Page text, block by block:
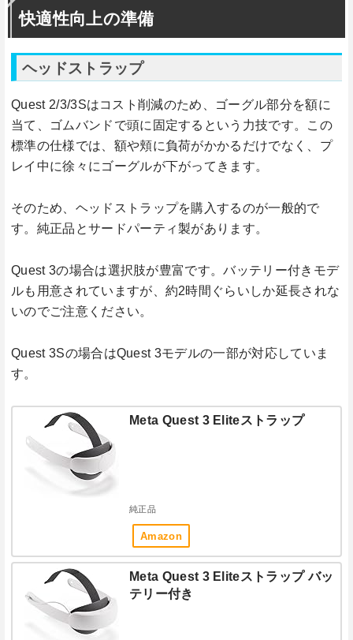
快適性向上の準備
ヘッドストラップ
Quest 2/3/3Sはコスト削減のため、ゴーグル部分を額に
当て、ゴムバンドで頭に固定するという力技です。この
標準の仕様では、額や頬に負荷がかかるだけでなく、プ
レイ中に徐々にゴーグルが下がってきます。
そのため、ヘッドストラップを購入するのが一般的で
す。純正品とサードパーティ製があります。
Quest 3の場合は選択肢が豊富です。バッテリー付きモデ
ルも用意されていますが、約2時間ぐらいしか延長されな
いのでご注意ください。
Quest 3Sの場合はQuest 3モデルの一部が対応していま
す。
Meta Quest 3 Eliteストラップ
純正品
Amazon
Meta Quest 3 Eliteストラップ バッ
テリー付き